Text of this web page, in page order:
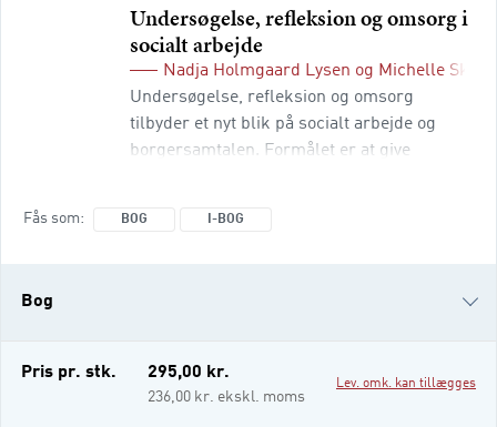
Undersøgelse, refleksion og omsorg i
socialt arbejde
Nadja Holmgaard Lysen og Michelle
Undersøgelse, refleksion og omsorg
tilbyder et nyt blik på socialt arbejde og
borgersamtalen. Formålet er at give
Fås som BOG I-BOG
Bog
i-bog
Pris pr. stk. 295,00 kr.
236,00 kr. ekskl. moms
Lev. omk. kan tillægges